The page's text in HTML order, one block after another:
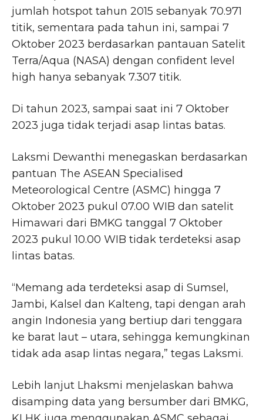
jumlah hotspot tahun 2015 sebanyak 70.971
titik, sementara pada tahun ini, sampai 7
Oktober 2023 berdasarkan pantauan Satelit
Terra/Aqua (NASA) dengan confident level
high hanya sebanyak 7.307 titik.
Di tahun 2023, sampai saat ini 7 Oktober
2023 juga tidak terjadi asap lintas batas.
Laksmi Dewanthi menegaskan berdasarkan
pantuan The ASEAN Specialised
Meteorological Centre (ASMC) hingga 7
Oktober 2023 pukul 07.00 WIB dan satelit
Himawari dari BMKG tanggal 7 Oktober
2023 pukul 10.00 WIB tidak terdeteksi asap
lintas batas.
“Memang ada terdeteksi asap di Sumsel,
Jambi, Kalsel dan Kalteng, tapi dengan arah
angin Indonesia yang bertiup dari tenggara
ke barat laut – utara, sehingga kemungkinan
tidak ada asap lintas negara,” tegas Laksmi.
Lebih lanjut Lhaksmi menjelaskan bahwa
disamping data yang bersumber dari BMKG,